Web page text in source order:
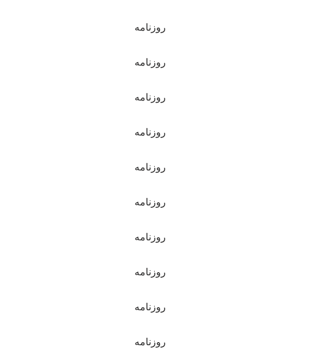
روزنامه
روزنامه
روزنامه
روزنامه
روزنامه
روزنامه
روزنامه
روزنامه
روزنامه
روزنامه